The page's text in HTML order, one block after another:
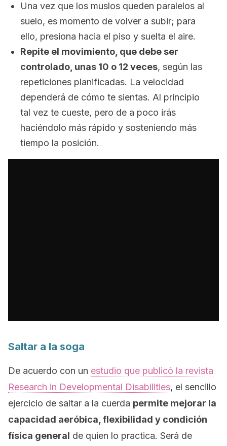
Una vez que los muslos queden paralelos al
suelo, es momento de volver a subir; para
ello, presiona hacia el piso y suelta el aire.
Repite el movimiento, que debe ser
controlado, unas 10 o 12 veces, según las
repeticiones planificadas. La velocidad
dependerá de cómo te sientas. Al principio
tal vez te cueste, pero de a poco irás
haciéndolo más rápido y sosteniendo más
tiempo la posición.
Saltar a la soga
De acuerdo con un estudio que publicó la revista
Research in Developmental Disabilities, el sencillo
ejercicio de saltar a la cuerda permite mejorar la
capacidad aeróbica, flexibilidad y condición
física general de quien lo practica. Será de